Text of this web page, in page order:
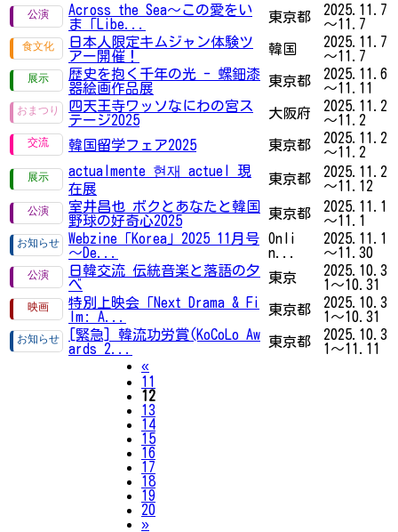
Across the Sea～この愛をい
ま「Libe...
東京都
2025.11.7
～11.7
日本人限定キムジャン体験ツ
アー開催！
韓国
2025.11.7
～11.7
歴史を抱く千年の光 - 螺鈿漆
器絵画作品展
東京都
2025.11.6
～11.11
四天王寺ワッソなにわの宮ス
テージ2025
大阪府
2025.11.2
～11.2
韓国留学フェア2025
東京都
2025.11.2
～11.2
actualmente 현재 actuel 現
在展
東京都
2025.11.2
～11.12
室井昌也 ボクとあなたと韓国
野球の好奇心2025
東京都
2025.11.1
～11.1
Webzine「Korea」2025 11月号
～De...
Onli
n...
2025.11.1
～11.30
日韓交流 伝統音楽と落語の夕
べ
東京
2025.10.3
1～10.31
特別上映会「Next Drama & Fi
lm: A...
東京都
2025.10.3
1～10.31
[緊急] 韓流功労賞(KoCoLo Aw
ards 2...
東京都
2025.10.3
1～11.11
«Previous
11
12
13
14
15
16
17
18
19
20
»Next